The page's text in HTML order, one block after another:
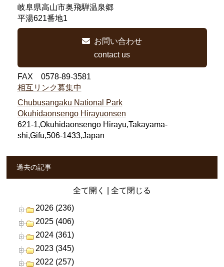
岐阜県高山市奥飛騨温泉郷
平湯621番地1
お問い合わせ
contact us
FAX 0578-89-3581
相互リンク募集中
Chubusangaku National Park
Okuhidaonsengo Hirayuonsen
621-1,Okuhidaonsengo Hirayu,Takayama-
shi,Gifu,506-1433,Japan
過去の記事
全て開く 全て閉じる
2026 (236)
2025 (406)
2024 (361)
2023 (345)
2022 (257)